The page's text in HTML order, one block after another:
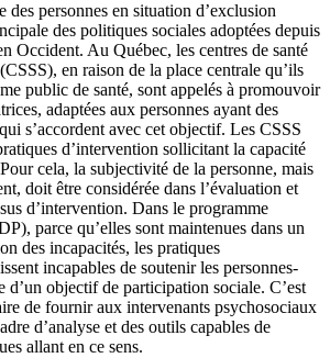
personnes en situation d’exclusion
des politiques sociales adoptées depuis
Occident. Au Québec, les centres de santé
en raison de la place centrale qu’ils
public de santé, sont appelés à promouvoir
adaptées aux personnes ayant des
s’accordent avec cet objectif. Les CSSS
d’intervention sollicitant la capacité
cela, la subjectivité de la personne, mais
doit être considérée dans l’évaluation et
d’intervention. Dans le programme
parce qu’elles sont maintenues dans un
des incapacités, les pratiques
incapables de soutenir les personnes-
d’un objectif de participation sociale. C’est
de fournir aux intervenants psychosociaux
d’analyse et des outils capables de
allant en ce sens.